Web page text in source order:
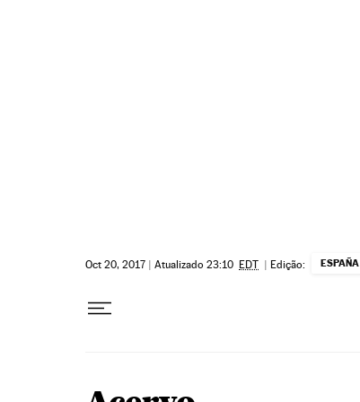
Oct 20, 2017 | Atualizado 23:10 EDT | Edição: ESPAÑA